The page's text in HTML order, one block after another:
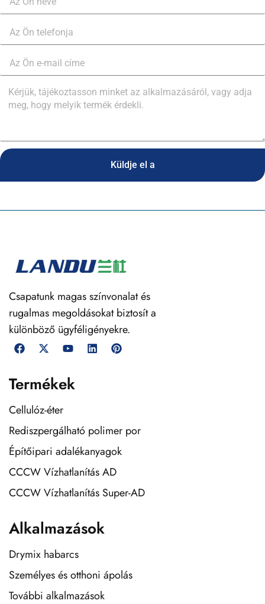
Küldje el a
Csapatunk magas színvonalat és
rugalmas megoldásokat biztosít a
különböző ügyféligényekre.
Termékek
Cellulóz-éter
Rediszpergálható polimer por
Építőipari adalékanyagok
CCCW Vízhatlanítás AD
CCCW Vízhatlanítás Super-AD
Alkalmazások
Drymix habarcs
Személyes és otthoni ápolás
További alkalmazások